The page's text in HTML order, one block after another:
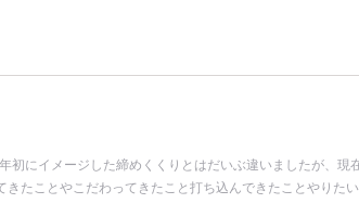
初にイメージした締めくくりとはだいぶ違いましたが、現
たことやこだわってきたこと打ち込んできたことやりた